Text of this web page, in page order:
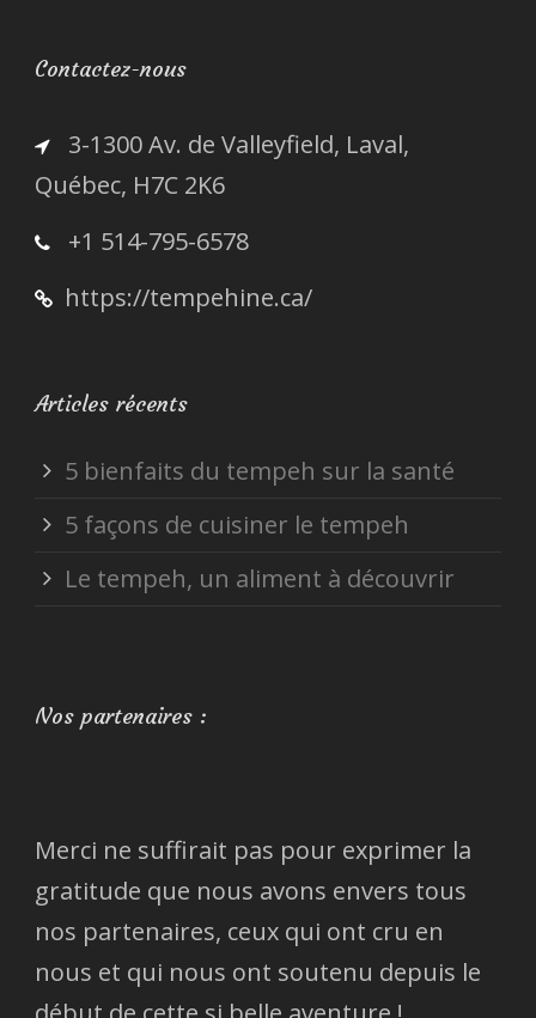
Contactez-nous
3-1300 Av. de Valleyfield, Laval,
Québec, H7C 2K6
+1 514-795-6578
https://tempehine.ca/
Articles récents
5 bienfaits du tempeh sur la santé
5 façons de cuisiner le tempeh
Le tempeh, un aliment à découvrir
Nos partenaires :
Merci ne suffirait pas pour exprimer la
gratitude que nous avons envers tous
nos partenaires, ceux qui ont cru en
nous et qui nous ont soutenu depuis le